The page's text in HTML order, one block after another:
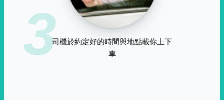
3司機於約定好的時間與地點載你上下
車